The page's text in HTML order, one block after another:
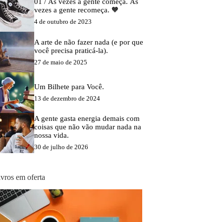
vezes a gente recomeça. 🧡
4 de outubro de 2023
A arte de não fazer nada (e por que
você precisa praticá-la).
27 de maio de 2025
Um Bilhete para Você.
13 de dezembro de 2024
A gente gasta energia demais com
coisas que não vão mudar nada na
nossa vida.
30 de julho de 2026
em oferta